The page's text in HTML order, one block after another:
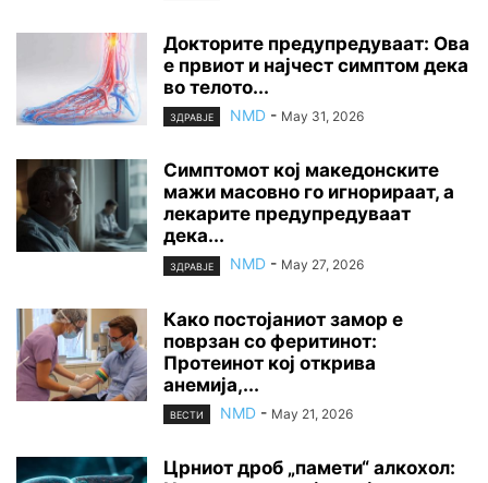
Докторите предупредуваат: Ова
е првиот и најчест симптом дека
во телото...
ЗДРАВЈЕ NMD - May 31, 2026
Симптомот кој македонските
мажи масовно го игнорираат, а
лекарите предупредуваат
дека...
ЗДРАВЈЕ NMD - May 27, 2026
Како постојаниот замор е
поврзан со феритинот:
Протеинот кој открива
анемија,...
ВЕСТИ NMD - May 21, 2026
Црниот дроб „памети“ алкохол: